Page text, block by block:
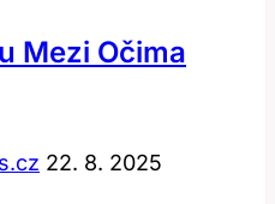
Mezi Očima
22. 8. 2025